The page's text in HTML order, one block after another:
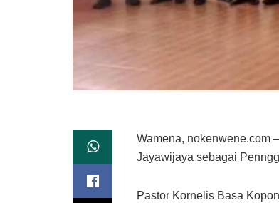
Wamena, nokenwene.com
Jayawijaya sebagai
Pastor Kornelis Basa